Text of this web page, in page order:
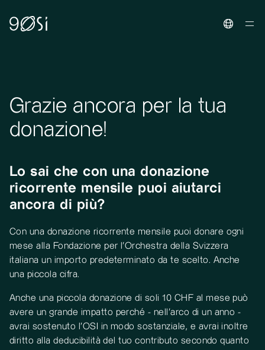
Toggle
Grazie ancora per la tua
donazione!
Lo sai che con una donazione
ricorrente mensile puoi aiutarci
ancora di più?
Con una donazione ricorrente mensile puoi donare ogni
mese alla Fondazione per l’Orchestra della Svizzera
italiana un importo predeterminato da te scelto. Anche
una piccola cifra.
Anche una piccola donazione di soli 10 CHF al mese può
avere un grande impatto perché - nell’arco di un anno -
avrai sostenuto l’OSI in modo sostanziale, e avrai inoltre
diritto alla deducibilità del tuo contributo secondo quanto